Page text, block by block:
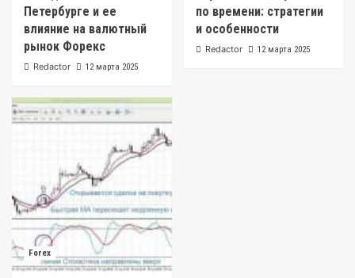
Петербурге и ее
влияние на валютный
рынок Форекс
Redactor 12 марта 2025
по времени: стратегии
и особенности
Redactor 12 марта 2025
Forex